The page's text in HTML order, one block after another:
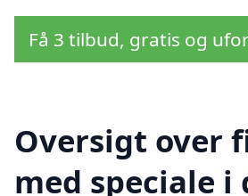
Få 3 tilbud, gratis og
Oversigt over
med speciale i